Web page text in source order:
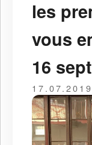
les
vous
16
17.07.2019